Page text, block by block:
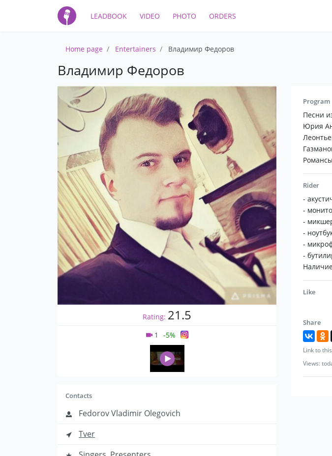
LEADBOOK VIDEO PHOTO ORDERS
Home page Entertainers Владимир Федоров
Владимир Федоров
Rating: 21.5
1 -5%
Contacts
Fedorov Vladimir Olegovich
Tver
Program
Песни
Юрия
Романсы
Rider
-
-
-
-
-
-
Like
Share
Link to
Views: